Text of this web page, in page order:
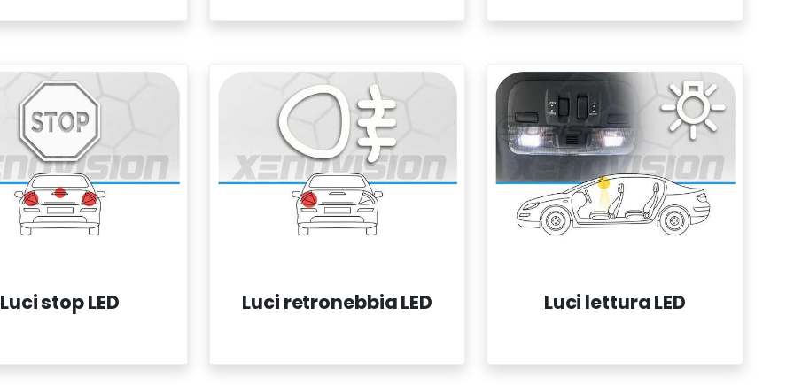
Luci stop LED Luci retronebbia LED Luci lettura LED